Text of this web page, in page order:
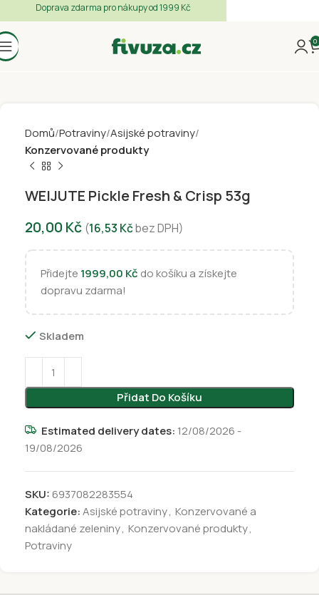
0
Domů Potraviny Asijské potraviny
Konzervované produkty
WEIJUTE Pickle Fresh & Crisp 53g
20,00 Kč (16,53 Kčbez DPH)
Přidejte 1999,00 Kč do košíku a získejte
dopravu zdarma!
Skladem
Přidat Do Košíku
Estimated delivery dates: 12/08/2026 -
19/08/2026
SKU:6937082283554
Kategorie:Asijské potraviny, Konzervované a
nakládané zeleniny, Konzervované produkty,
Potraviny
Doprava zdarma pro nákupy od 1999 Kč